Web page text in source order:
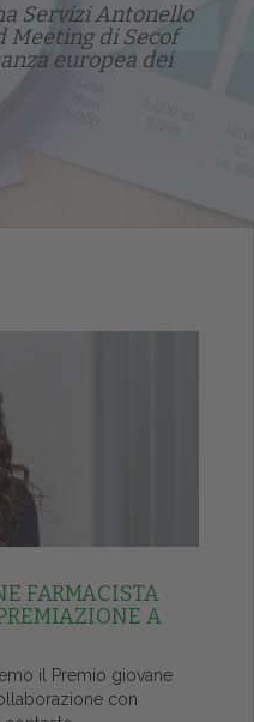
Servizi Antonello
Meeting di Secof
europea dei
FARMACISTA
A
il Premio giovane
con